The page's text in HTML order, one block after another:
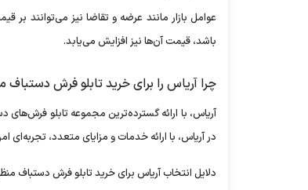
عوامل بازار مانند عرضه و تقاضا نیز می‌توانند بر
باشد، قیمت آن‌ها نیز افزایش می‌یابد.
چرا آریاس را برای خرید تابلو فرش دستباف
آریاس، با ارائه گسترده‌ترین مجموعه تابلو
در آریاس، با ارائه خدمات و مزایای متعدد،
دلایل انتخاب آریاس برای خرید تابلو فرش دستباف